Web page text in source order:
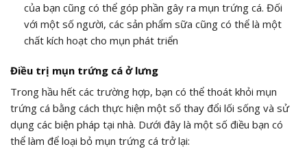
của bạn cũng có thể góp phần gây ra mụn trứng cá. Đối
với một số người, các sản phẩm sữa cũng có thể là một
chất kích hoạt cho mụn phát triển
Điều trị mụn trứng cá ở lưng
Trong hầu hết các trường hợp, bạn có thể thoát khỏi mụn
trứng cá bằng cách thực hiện một số thay đổi lối sống và sử
dụng các biện pháp tại nhà. Dưới đây là một số điều bạn có
thể làm để loại bỏ mụn trứng cá trở lại: